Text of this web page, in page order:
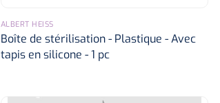
ALBERT HEISS
Boîte de stérilisation - Plastique - Avec
tapis en silicone - 1 pc